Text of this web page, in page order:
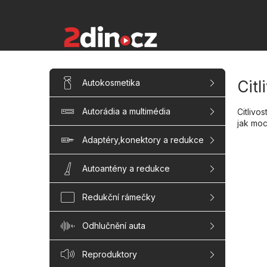
P
s
r
n
í
l
Přeskočit
kategorieAutokosmetika
Autorádia a multimédia
Adaptéry,konektory a redukce
Autoantény a redukce
Redukční rámečky
Odhlučnění auta
Reproduktory
jak